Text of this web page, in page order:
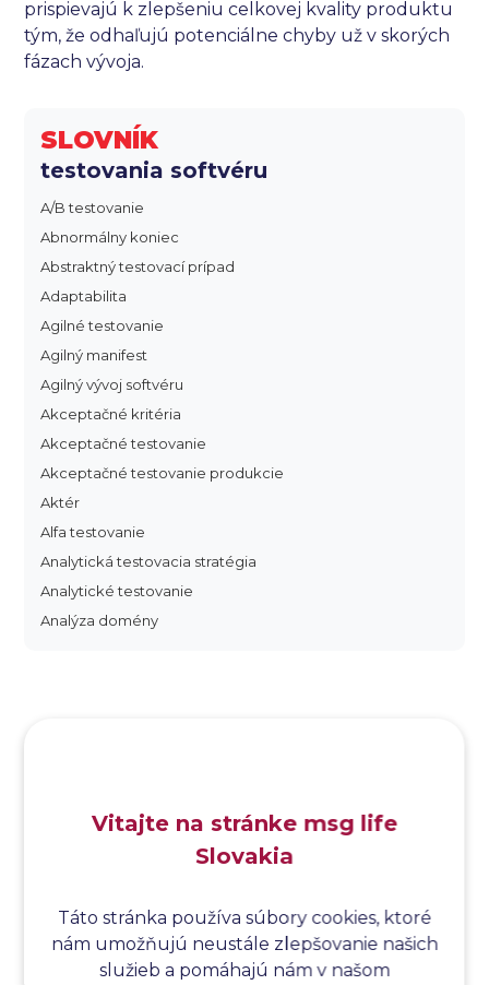
SLOVNÍK
testovania softvéru
A/B testovanie
Abnormálny koniec
Abstraktný testovací prípad
Adaptabilita
Agilné testovanie
Agilný manifest
Agilný vývoj softvéru
Akceptačné kritéria
Akceptačné testovanie
Akceptačné testovanie produkcie
Aktér
Alfa testovanie
Analytická testovacia stratégia
Analytické testovanie
Analýza domény
Analýza príčin a následkov
Analýza spôsobu a následkov zlyhania softvéru
Analýza stromu chýb
Analýza stromu chýb softvéru
prispievajú k zlepšeniu celkovej kvality produktu
tým, že odhaľujú potenciálne chyby už v skorých
fázach vývoja.
Vitajte na stránke msg life
Slovakia
Táto stránka používa súbory cookies, ktoré
nám umožňujú neustále zlepšovanie našich
služieb a pomáhajú nám v našom